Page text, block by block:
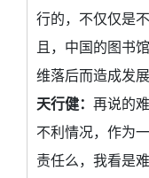
行的，不仅仅是
且，中国的图书
维落后而造成发
天行健： 再说的
不利情况，作为
责任么，我看是